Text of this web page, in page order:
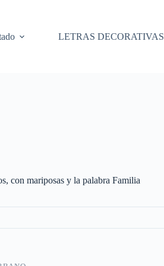
LETRAS DECORATIVAS
con mariposas y la palabra Familia